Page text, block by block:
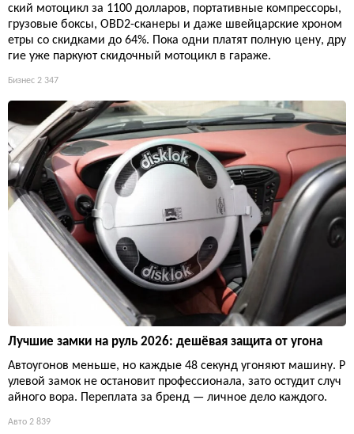
ский мотоцикл за 1100 долларов, портативные компрессоры,
грузовые боксы, OBD2-сканеры и даже швейцарские хроном
етры со скидками до 64%. Пока одни платят полную цену, дру
гие уже паркуют скидочный мотоцикл в гараже.
Бизнес 2 347
Лучшие замки на руль 2026: дешёвая защита от угона
Автоугонов меньше, но каждые 48 секунд угоняют машину. Р
улевой замок не остановит профессионала, зато остудит случ
айного вора. Переплата за бренд — личное дело каждого.
Авто 2 839